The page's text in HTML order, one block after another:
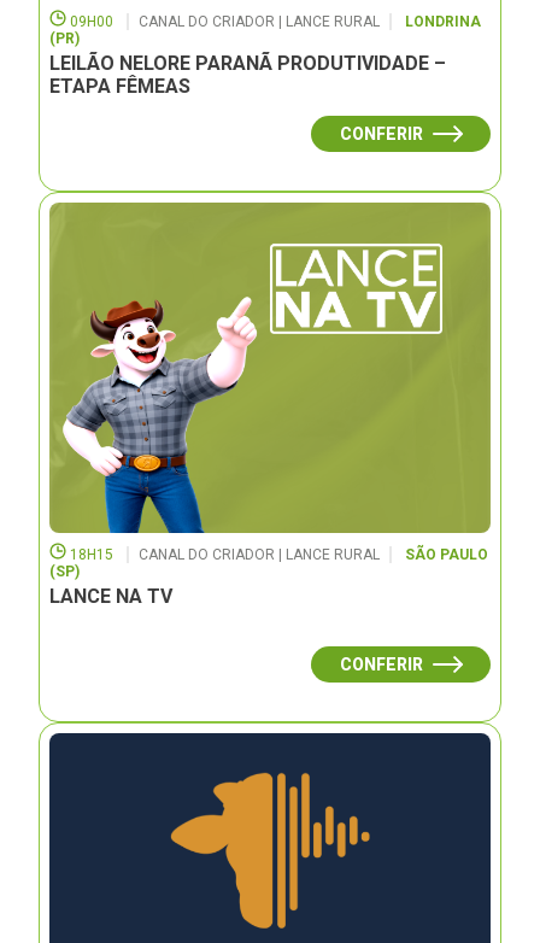
09H00 CANAL DO CRIADOR | LANCE RURAL
LONDRINA
(PR)
LEILÃO NELORE PARANÃ PRODUTIVIDADE –
ETAPA FÊMEAS
CONFERIR
18H15 CANAL DO CRIADOR | LANCE RURAL
SÃO PAULO
(SP)
LANCE NA TV
CONFERIR